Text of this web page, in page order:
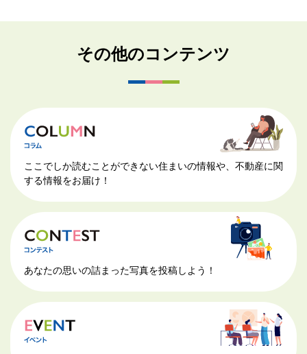
その他のコンテンツ
ここでしか読むことができない住まいの情報や、不動産に関
する情報をお届け！
あなたの思いの詰まった写真を投稿しよう！